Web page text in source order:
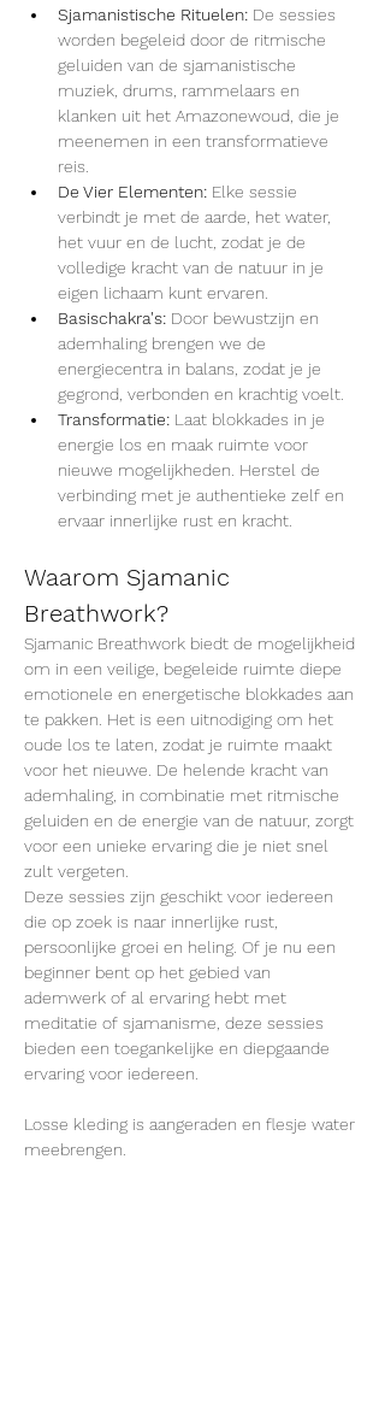
Sjamanistische Rituelen: De sessies
worden begeleid door de ritmische
geluiden van de sjamanistische
muziek, drums, rammelaars en
klanken uit het Amazonewoud, die je
meenemen in een transformatieve
reis.
De Vier Elementen: Elke sessie
verbindt je met de aarde, het water,
het vuur en de lucht, zodat je de
volledige kracht van de natuur in je
eigen lichaam kunt ervaren.
Basischakra's: Door bewustzijn en
ademhaling brengen we de
energiecentra in balans, zodat je je
gegrond, verbonden en krachtig voelt.
Transformatie: Laat blokkades in je
energie los en maak ruimte voor
nieuwe mogelijkheden. Herstel de
verbinding met je authentieke zelf en
ervaar innerlijke rust en kracht.
Waarom Sjamanic
Breathwork?
Sjamanic Breathwork biedt de mogelijkheid
om in een veilige, begeleide ruimte diepe
emotionele en energetische blokkades aan
te pakken. Het is een uitnodiging om het
oude los te laten, zodat je ruimte maakt
voor het nieuwe. De helende kracht van
ademhaling, in combinatie met ritmische
geluiden en de energie van de natuur, zorgt
voor een unieke ervaring die je niet snel
zult vergeten.
Deze sessies zijn geschikt voor iedereen
die op zoek is naar innerlijke rust,
persoonlijke groei en heling. Of je nu een
beginner bent op het gebied van
ademwerk of al ervaring hebt met
meditatie of sjamanisme, deze sessies
bieden een toegankelijke en diepgaande
ervaring voor iedereen.
Losse kleding is aangeraden en flesje water
meebrengen.